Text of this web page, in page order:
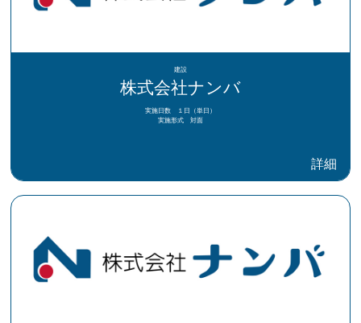
建設
株式会社ナンバ
実施日数 １日（単日）
実施形式 対面
詳細